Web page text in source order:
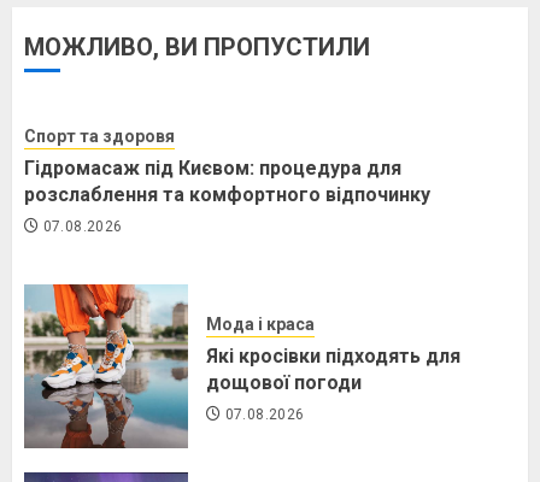
МОЖЛИВО, ВИ ПРОПУСТИЛИ
Спорт та здоровя
Гідромасаж під Києвом: процедура для
розслаблення та комфортного відпочинку
07.08.2026
Мода і краса
Які кросівки підходять для
дощової погоди
07.08.2026